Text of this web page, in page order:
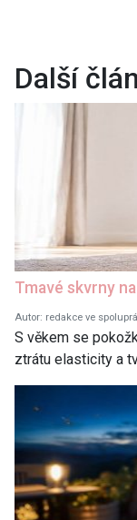
Další
Tmavé skvrny
Autor: redakce ve
S věkem se
ztrátu elasticity a